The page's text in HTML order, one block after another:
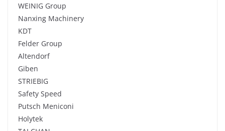
WEINIG Group
Nanxing Machinery
KDT
Felder Group
Altendorf
Giben
STRIEBIG
Safety Speed
Putsch Meniconi
Holytek